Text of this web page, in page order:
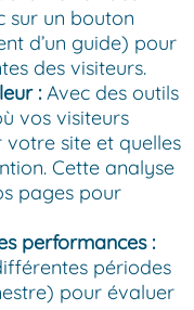
sur un bouton
d’un guide) pour
des visiteurs.
:Avec des outils
vos visiteurs
votre site et quelles
Cette analyse
pages pour
performances :
périodes
pour évaluer